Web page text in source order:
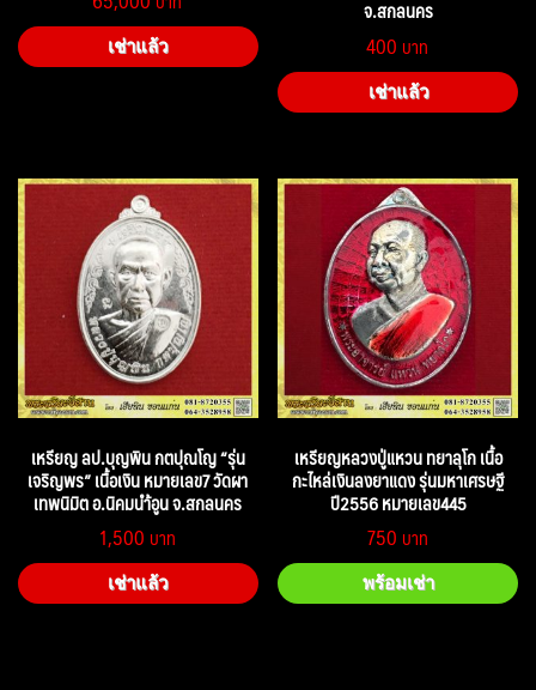
เช่าแล้ว
จ.สกลนคร
400
เช่าแล้ว
เหรียญ ลป.บุญพิน กตปุณโญ “รุ่น
เจริญพร” เนื้อเงิน หมายเลข7 วัดผา
เทพนิมิต อ.นิคมนำ้อูน จ.สกลนคร
1,500
เช่าแล้ว
เหรียญหลวงปู่แหวน ทยาลุโก เนื้อ
กะไหล่เงินลงยาแดง รุ่นมหาเศรษฐี
ปี2556 หมายเลข445
750
พร้อมเช่า